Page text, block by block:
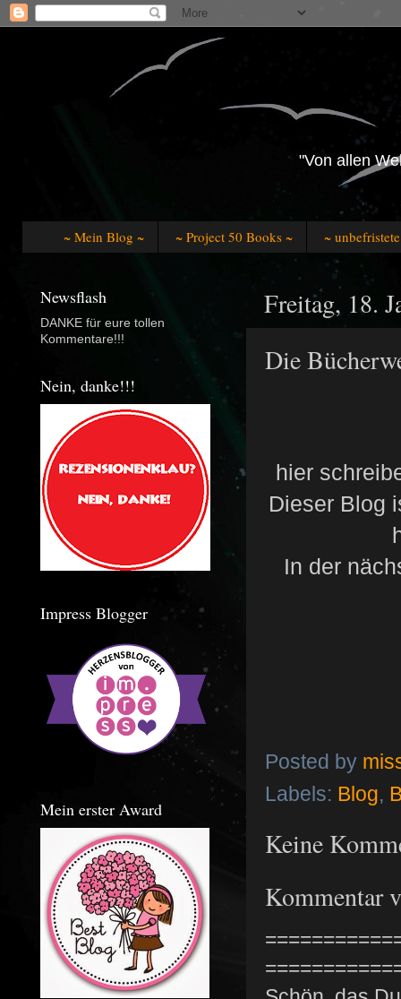
"Von allen
~ Mein Blog ~ ~ Project 50 Books ~ ~
Freitag, 18.
Die
hier
Dieser Blog
In der
Posted by
Labels: Blog,
Keine
Kommentar
Newsflash
DANKE für eure tollen
Kommentare!!!
Nein, danke!!!
Impress Blogger
Mein erster Award